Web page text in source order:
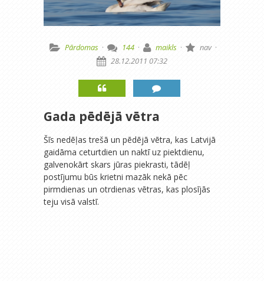
Pārdomas · 144 · maikls · nav ·
28.12.2011 07:32
Gada pēdējā vētra
Šīs nedēļas trešā un pēdējā vētra, kas Latvijā
gaidāma ceturtdien un naktī uz piektdienu,
galvenokārt skars jūras piekrasti, tādēļ
postījumu būs krietni mazāk nekā pēc
pirmdienas un otrdienas vētras, kas plosījās
teju visā valstī.